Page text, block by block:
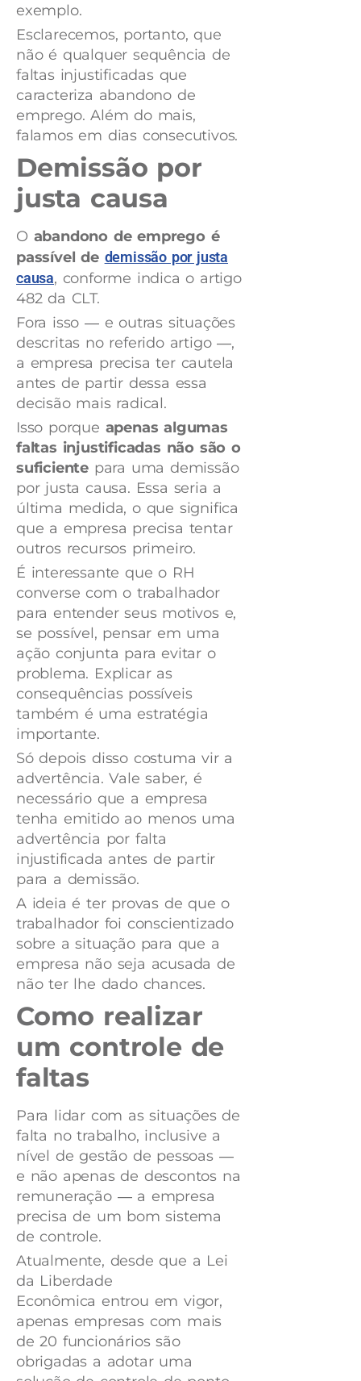
exemplo.
Esclarecemos, portanto, que
não é qualquer sequência de
faltas injustificadas que
caracteriza abandono de
emprego. Além do mais,
falamos em dias consecutivos.
Demissão por
justa causa
O abandono de emprego é
passível de demissão por justa
causa, conforme indica o artigo
482 da CLT.
Fora isso ― e outras situações
descritas no referido artigo ―,
a empresa precisa ter cautela
antes de partir dessa essa
decisão mais radical.
Isso porque apenas algumas
faltas injustificadas não são o
suficiente para uma demissão
por justa causa. Essa seria a
última medida, o que significa
que a empresa precisa tentar
outros recursos primeiro.
É interessante que o RH
converse com o trabalhador
para entender seus motivos e,
se possível, pensar em uma
ação conjunta para evitar o
problema. Explicar as
consequências possíveis
também é uma estratégia
importante.
Só depois disso costuma vir a
advertência. Vale saber, é
necessário que a empresa
tenha emitido ao menos uma
advertência por falta
injustificada antes de partir
para a demissão.
A ideia é ter provas de que o
trabalhador foi conscientizado
sobre a situação para que a
empresa não seja acusada de
não ter lhe dado chances.
Como realizar
um controle de
faltas
Para lidar com as situações de
falta no trabalho, inclusive a
nível de gestão de pessoas ―
e não apenas de descontos na
remuneração ― a empresa
precisa de um bom sistema
de controle.
Atualmente, desde que a Lei
da Liberdade
Econômica entrou em vigor,
apenas empresas com mais
de 20 funcionários são
obrigadas a adotar uma